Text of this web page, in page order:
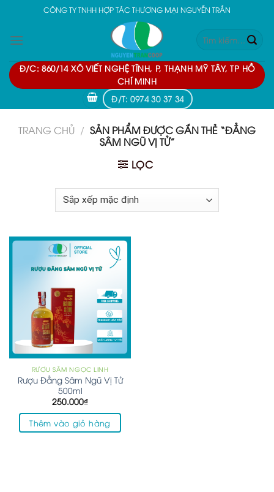
content
CÔNG TY TNHH HỢP TÁC THƯƠNG MẠI NGUYỄN TRẦN
Tìm
kiếm:
Đ/C: 860/14 XÔ VIẾT NGHỆ TĨNH, P, THẠNH MỸ TÂY, TP HỒ
CHÍ MINH
Đ/T: 0974 30 37 34
TRANG CHỦ / SẢN PHẨM ĐƯỢC GẮN THẺ “ĐẲNG
SÂM NGŨ VỊ TỬ”
LỌC
RƯỢU SÂM NGỌC LINH
Rượu Đẳng Sâm Ngũ Vị Tử
500ml
250.000₫
Thêm vào giỏ hàng